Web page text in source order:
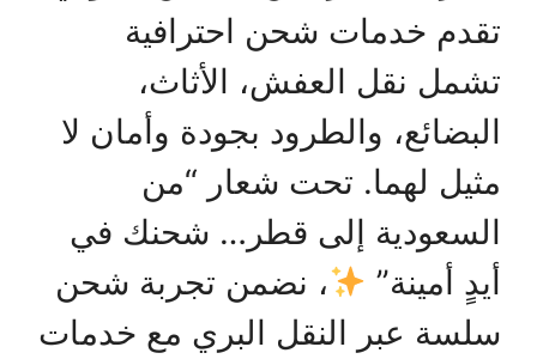
تقدم خدمات شحن احترافية
تشمل نقل العفش، الأثاث،
البضائع، والطرود بجودة وأمان لا
مثيل لهما. تحت شعار “من
السعودية إلى قطر… شحنك في
أيدٍ أمينة”
، نضمن تجربة شحن
سلسة عبر النقل البري مع خدمات